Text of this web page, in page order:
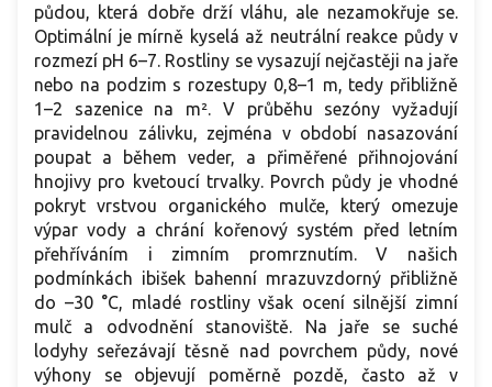
půdou, která dobře drží vláhu, ale nezamokřuje se.
Optimální je mírně kyselá až neutrální reakce půdy v
rozmezí pH 6–7. Rostliny se vysazují nejčastěji na jaře
nebo na podzim s rozestupy 0,8–1 m, tedy přibližně
1–2 sazenice na m². V průběhu sezóny vyžadují
pravidelnou zálivku, zejména v období nasazování
poupat a během veder, a přiměřené přihnojování
hnojivy pro kvetoucí trvalky. Povrch půdy je vhodné
pokryt vrstvou organického mulče, který omezuje
výpar vody a chrání kořenový systém před letním
přehříváním i zimním promrznutím. V našich
podmínkách ibišek bahenní mrazuvzdorný přibližně
do –30 °C, mladé rostliny však ocení silnější zimní
mulč a odvodnění stanoviště. Na jaře se suché
lodyhy seřezávají těsně nad povrchem půdy, nové
výhony se objevují poměrně pozdě, často až v